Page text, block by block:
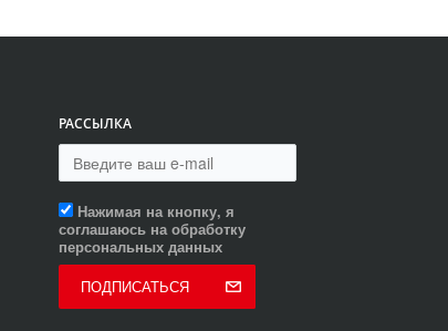
РАССЫЛКА
Нажимая на кнопку, я
соглашаюсь на обработку
персональных данных
ПОДПИСАТЬСЯ